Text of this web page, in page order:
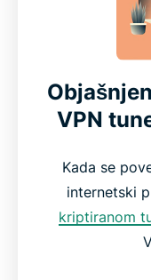
VPN
Kada se
internetski
kriptiranom